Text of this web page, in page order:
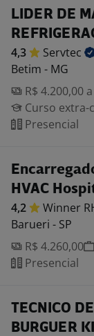
LIDER DE
4,3
Servtec
Betim - MG
R$ 4.200,00
Curso
Presencial
HVAC
4,2 Winner
Barueri - SP
R$ 4.260,00
Presencial
TECNICO
BURGUER